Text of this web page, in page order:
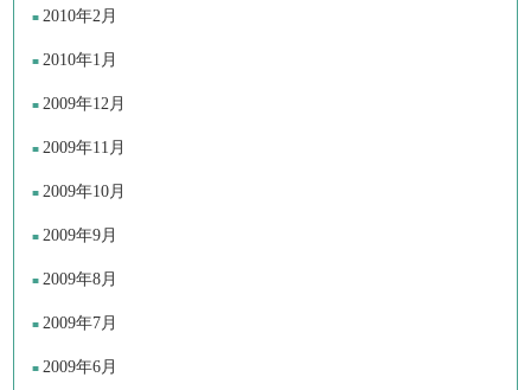
2010年2月
2010年1月
2009年12月
2009年11月
2009年10月
2009年9月
2009年8月
2009年7月
2009年6月